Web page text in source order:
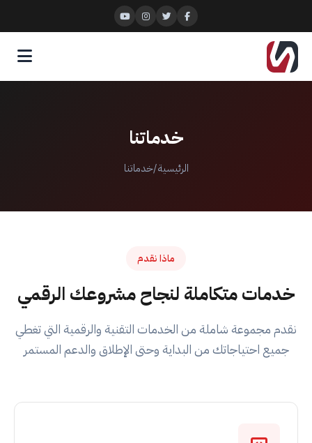
خدماتنا
الرئيسية/خدماتنا
ماذا نقدم
خدمات متكاملة لنجاح مشروعك الرقمي
نقدم مجموعة شاملة من الخدمات التقنية والرقمية التي تغطي
جميع احتياجاتك من البداية وحتى الإطلاق والدعم المستمر